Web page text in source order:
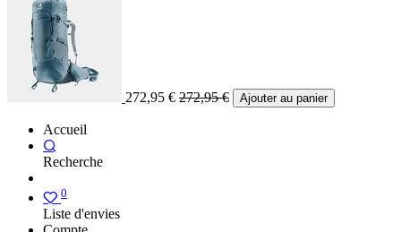
272,95 € 272,95€ Ajouter au panier
Accueil
Recherche
0
Liste d'envies